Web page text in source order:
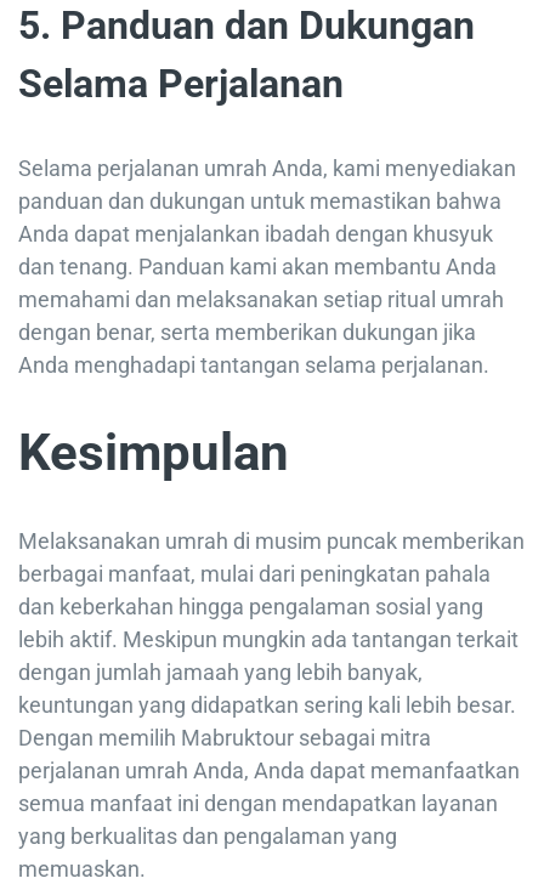
5. Panduan dan Dukungan
Selama Perjalanan
Selama perjalanan umrah Anda, kami menyediakan
panduan dan dukungan untuk memastikan bahwa
Anda dapat menjalankan ibadah dengan khusyuk
dan tenang. Panduan kami akan membantu Anda
memahami dan melaksanakan setiap ritual umrah
dengan benar, serta memberikan dukungan jika
Anda menghadapi tantangan selama perjalanan.
Kesimpulan
Melaksanakan umrah di musim puncak memberikan
berbagai manfaat, mulai dari peningkatan pahala
dan keberkahan hingga pengalaman sosial yang
lebih aktif. Meskipun mungkin ada tantangan terkait
dengan jumlah jamaah yang lebih banyak,
keuntungan yang didapatkan sering kali lebih besar.
Dengan memilih Mabruktour sebagai mitra
perjalanan umrah Anda, Anda dapat memanfaatkan
semua manfaat ini dengan mendapatkan layanan
yang berkualitas dan pengalaman yang
memuaskan.